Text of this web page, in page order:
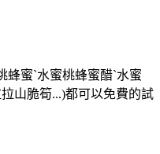
蜜ˋ水蜜桃蜂蜜醋ˋ水蜜
山脆筍...)都可以免費的試